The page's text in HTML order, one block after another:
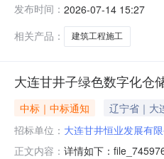
人民共和国招标投标
发布时间： 2026-07-14 15:27
相关产品：
建筑工程施工
大连甘井子绿色数字化仓
中标｜中标通知 辽宁省｜大
招标单位： 大连甘井恒业发展有
正文内容： 详情如下：